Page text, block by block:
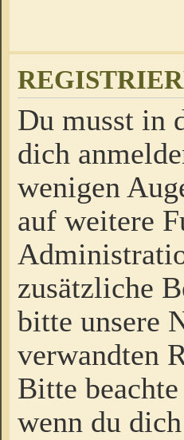
Du musst in
dich
wenigen
auf weitere
zusätzliche
bitte unsere
verwandten
Bitte
wenn du